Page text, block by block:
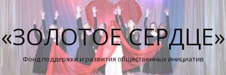
«ЗОЛОТОЕ СЕРДЦЕ»
Фонд поддержки и развития общественных инициатив